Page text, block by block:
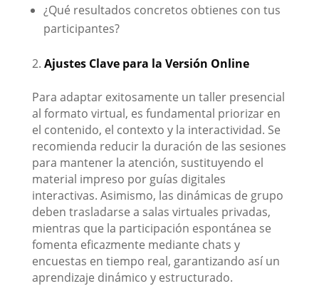
¿Qué resultados concretos obtienes con tus
participantes?
Ajustes Clave para la Versión Online
Para adaptar exitosamente un taller presencial
al formato virtual, es fundamental priorizar en
el contenido, el contexto y la interactividad. Se
recomienda reducir la duración de las sesiones
para mantener la atención, sustituyendo el
material impreso por guías digitales
interactivas. Asimismo, las dinámicas de grupo
deben trasladarse a salas virtuales privadas,
mientras que la participación espontánea se
fomenta eficazmente mediante chats y
encuestas en tiempo real, garantizando así un
aprendizaje dinámico y estructurado.